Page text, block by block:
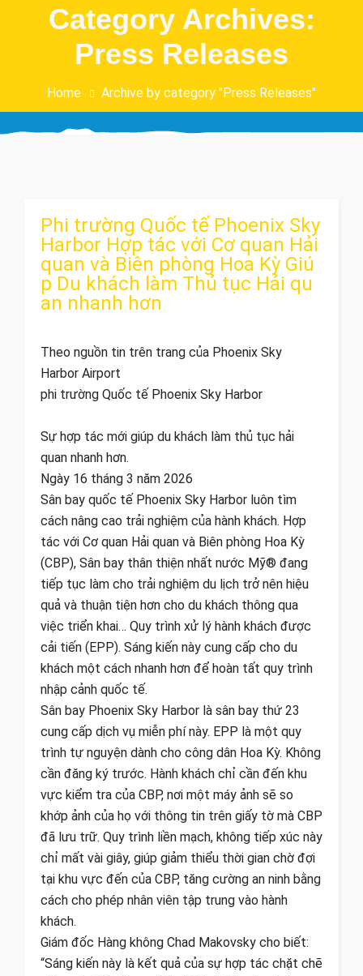
Category Archives:
Press Releases
Home Archive by category "Press Releases"
Phi trường Quốc tế Phoenix Sky
Harbor Hợp tác với Cơ quan Hải
quan và Biên phòng Hoa Kỳ Giú
p Du khách làm Thủ tục Hải qu
an nhanh hơn
Theo nguồn tin trên trang của Phoenix Sky
Harbor Airport
phi trường Quốc tế Phoenix Sky Harbor
Sự hợp tác mới giúp du khách làm thủ tục hải
quan nhanh hơn.
Ngày 16 tháng 3 năm 2026
Sân bay quốc tế Phoenix Sky Harbor luôn tìm
cách nâng cao trải nghiệm của hành khách. Hợp
tác với Cơ quan Hải quan và Biên phòng Hoa Kỳ
(CBP), Sân bay thân thiện nhất nước Mỹ® đang
tiếp tục làm cho trải nghiệm du lịch trở nên hiệu
quả và thuận tiện hơn cho du khách thông qua
việc triển khai… Quy trình xử lý hành khách được
cải tiến (EPP). Sáng kiến ​​này cung cấp cho du
khách một cách nhanh hơn để hoàn tất quy trình
nhập cảnh quốc tế.
Sân bay Phoenix Sky Harbor là sân bay thứ 23
cung cấp dịch vụ miễn phí này. EPP là một quy
trình tự nguyện dành cho công dân Hoa Kỳ. Không
cần đăng ký trước. Hành khách chỉ cần đến khu
vực kiểm tra của CBP, nơi một máy ảnh sẽ so
khớp ảnh của họ với thông tin trên giấy tờ mà CBP
đã lưu trữ. Quy trình liền mạch, không tiếp xúc này
chỉ mất vài giây, giúp giảm thiểu thời gian chờ đợi
tại khu vực đến của CBP, tăng cường an ninh bằng
cách cho phép nhân viên tập trung vào hành
khách.
Giám đốc Hàng không Chad Makovsky cho biết:
“Sáng kiến ​​này là kết quả của sự hợp tác chặt chẽ